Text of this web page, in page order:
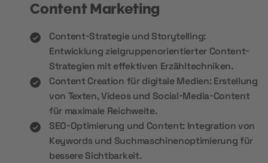
Content Marketing
Content-Strategie und Storytelling:
Entwicklung zielgruppenorientierter Content-
Strategien mit effektiven Erzähltechniken.
Content Creation für digitale Medien: Erstellung
von Texten, Videos und Social-Media-Content
für maximale Reichweite.
SEO-Optimierung und Content: Integration von
Keywords und Suchmaschinenoptimierung für
bessere Sichtbarkeit.